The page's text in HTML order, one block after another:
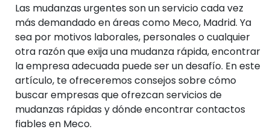
Las mudanzas urgentes son un servicio cada vez
más demandado en áreas como Meco, Madrid. Ya
sea por motivos laborales, personales o cualquier
otra razón que exija una mudanza rápida, encontrar
la empresa adecuada puede ser un desafío. En este
artículo, te ofreceremos consejos sobre cómo
buscar empresas que ofrezcan servicios de
mudanzas rápidas y dónde encontrar contactos
fiables en Meco.